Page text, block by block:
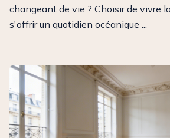
changeant de vie ? Choisir de vivre
s'offrir un quotidien océanique ...